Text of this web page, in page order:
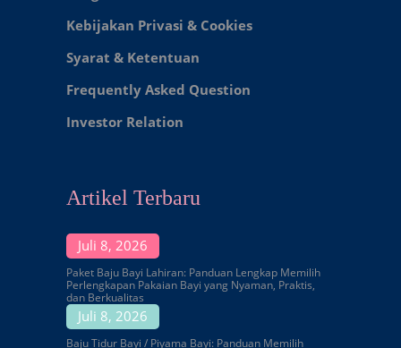
Kebijakan Privasi & Cookies
Syarat & Ketentuan
Frequently Asked Question
Investor Relation
Artikel Terbaru
Juli 8, 2026
Paket Baju Bayi Lahiran: Panduan Lengkap Memilih
Perlengkapan Pakaian Bayi yang Nyaman, Praktis,
dan Berkualitas
Juli 8, 2026
Baju Tidur Bayi / Piyama Bayi: Panduan Memilih